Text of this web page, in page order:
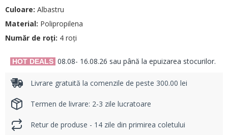
Culoare: Albastru
Material: Polipropilena
Număr de roți: 4 roți
Livrare gratuită la comenzile de peste 300.00 lei
Termen de livrare: 2-3 zile lucratoare
Retur de produse - 14 zile din primirea coletului
HOT DEALS 08.08- 16.08.26 sau până la epuizarea stocurilor.